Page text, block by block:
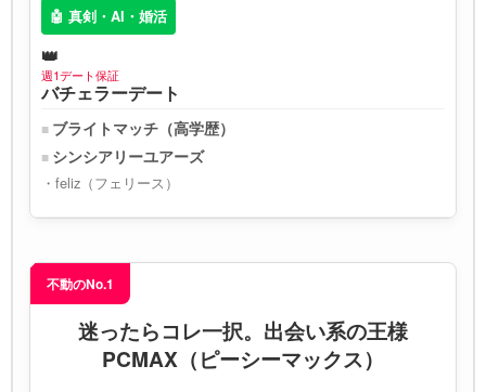
🤖 真剣・AI・婚活
週1デート保証
バチェラーデート
ブライトマッチ（高学歴）
シンシアリーユアーズ
feliz（フェリース）
不動のNo.1
迷ったらコレ一択。出会い系の王様
PCMAX（ピーシーマックス）